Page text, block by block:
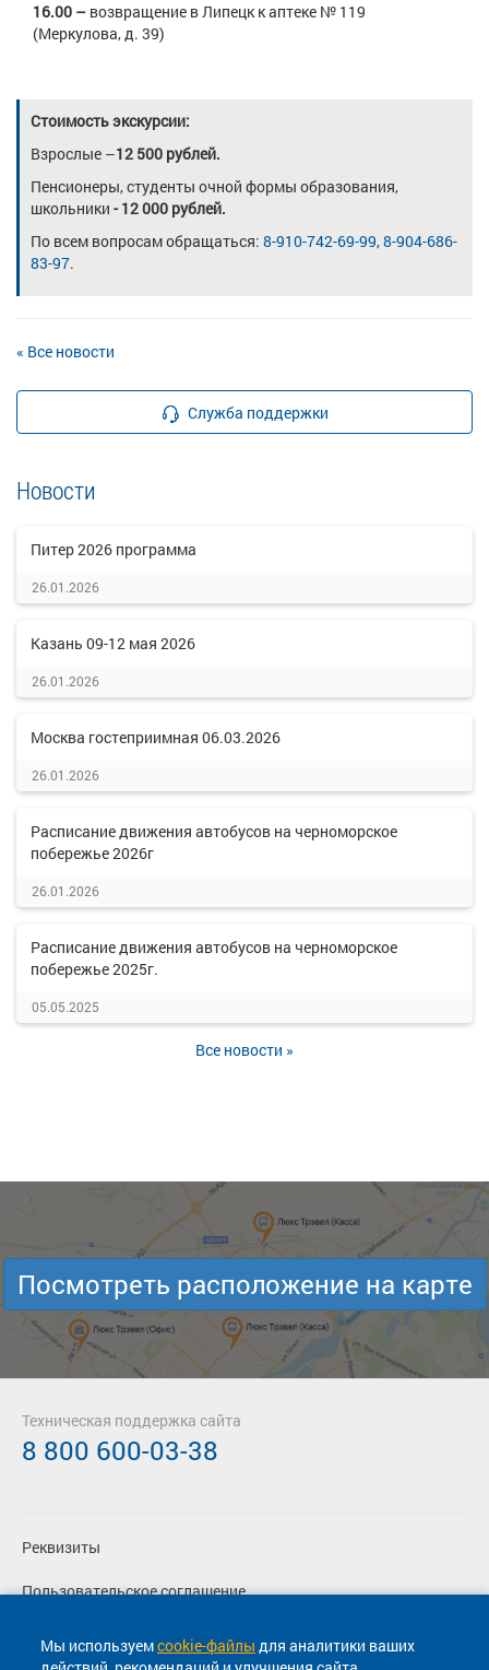
16.00 – возвращение в Липецк к аптеке № 119
(Меркулова, д. 39)
Стоимость экскурсии:
Взрослые –12 500 рублей.
Пенсионеры, студенты очной формы образования,
школьники - 12 000 рублей.
По всем вопросам обращаться: 8-910-742-69-99,8-904-686-
83-97.
« Все новости
Служба поддержки
Новости
Питер 2026 программа
26.01.2026
Казань 09-12 мая 2026
26.01.2026
Москва гостеприимная 06.03.2026
26.01.2026
Расписание движения автобусов на черноморское
побережье 2026г
26.01.2026
Расписание движения автобусов на черноморское
побережье 2025г.
05.05.2025
Все новости »
Мы используемcookie-файлы для аналитики ваших
Посмотреть расположение на карте
Реквизиты
Пользовательское соглашение
Политика конфиденциальности
Техническая поддержка сайта
8 800 600-03-38